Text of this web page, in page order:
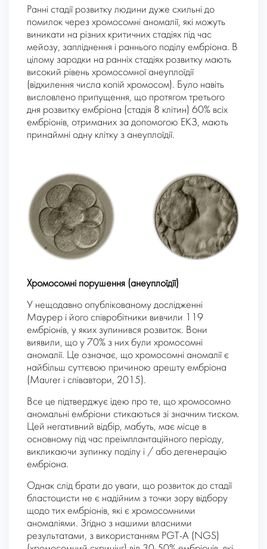
Ранні стадії розвитку людини дуже схильні до
помилок через хромосомні аномалії, які можуть
виникати на різних критичних стадіях під час
мейозу, запліднення і раннього поділу ембріона. В
цілому зародки на ранніх стадіях розвитку мають
високий рівень хромосомної анеуплоїдії
(відхилення числа копій хромосом). Було навіть
висловлено припущення, що протягом третього
дня розвитку ембріона (стадія 8 клітин) 60% всіх
ембріонів, отриманих за допомогою ЕКЗ, мають
принаймні одну клітку з анеуплоїдії.
Хромосомні порушення (анеуплоїдїї)
У нещодавно опублікованому дослідженні
Маурер і його співробітники вивчили 119
ембріонів, у яких зупинився розвиток. Вони
виявили, що у 70% з них були хромосомні
аномалії. Це означає, що хромосомні аномалії є
найбільш суттєвою причиною арешту ембріона
(Maurer і співавтори, 2015).
Все це підтверджує ідею про те, що хромосомно
аномальні ембріони стикаються зі значним тиском.
Цей негативний відбір, мабуть, має місце в
основному під час преімплантаційного періоду,
викликаючи зупинку поділу і / або дегенерацію
ембріона.
Однак слід брати до уваги, що розвиток до стадії
бластоцисти не є надійним з точки зору відбору
щодо тих ембріонів, які є хромосомними
аномаліями. Згідно з нашими власними
результатами, з використанням PGT-A (NGS)